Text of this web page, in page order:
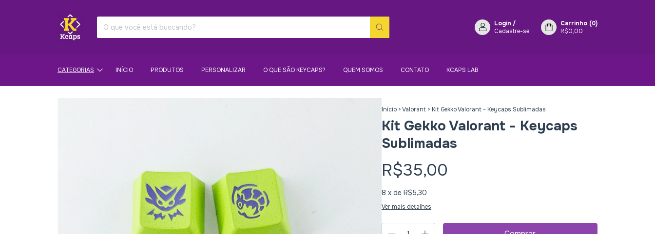
Login /
Cadastre-se
Carrinho (0)
R$0,00
CATEGORIAS INÍCIO PRODUTOS PERSONALIZAR O QUE SÃO KEYCAPS? QUEM SOMOS CONTATO KCAPS LAB
Início >Valorant > Kit Gekko Valorant - Keycaps Sublimadas
Kit Gekko Valorant - Keycaps
Sublimadas
R$35,00
8 x de R$5,30
Ver mais detalhes